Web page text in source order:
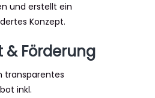
und erstellt ein
Konzept.
& Förderung
transparentes
inkl.